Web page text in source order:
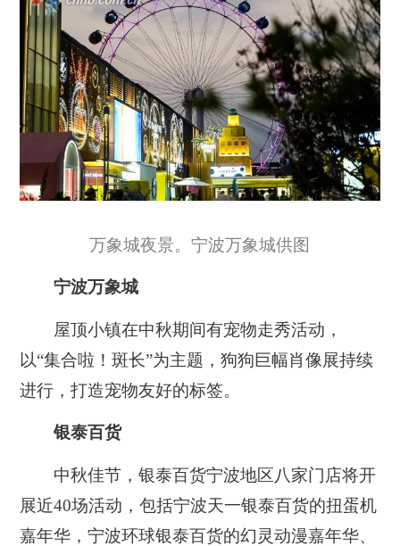
万象城夜景。宁波万象城供图
宁波万象城
屋顶小镇在中秋期间有宠物走秀活动，
以“集合啦！斑长”为主题，狗狗巨幅肖像展持续
进行，打造宠物友好的标签。
银泰百货
中秋佳节，银泰百货宁波地区八家门店将开
展近40场活动，包括宁波天一银泰百货的扭蛋机
嘉年华，宁波环球银泰百货的幻灵动漫嘉年华、